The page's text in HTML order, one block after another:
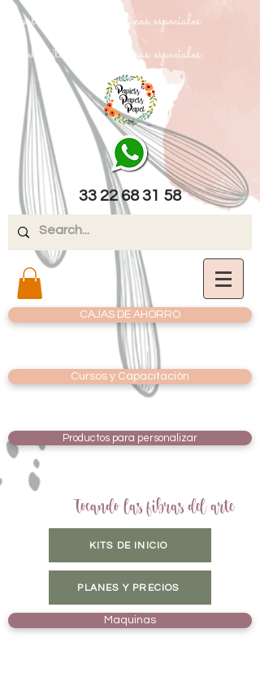
papel texturizado cartulinas especiales
papel texturizado cartulinas especiales
33 22 68 31 58
CAJAS DE AHORRO
Cursos y Capacitación
Productos para personalizar
Tocando las fibras del arte
KITS DE INICIO
PLANES Y PRECIOS
Maquinas